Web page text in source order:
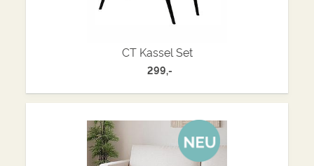
CT Kassel Set
299,-